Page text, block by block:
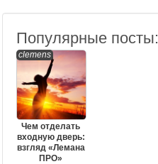
Популярные посты:
clemens
Чем отделать
входную дверь:
взгляд «Лемана
ПРО»